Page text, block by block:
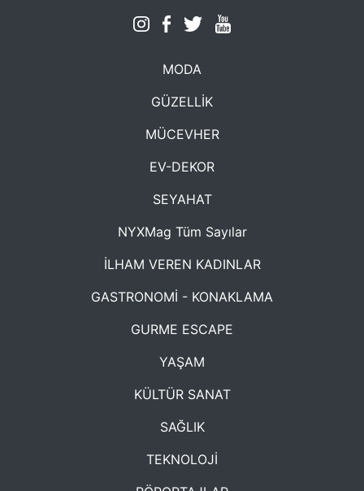
MODA
GÜZELLİK
MÜCEVHER
EV-DEKOR
SEYAHAT
NYXMag Tüm Sayılar
İLHAM VEREN KADINLAR
GASTRONOMİ - KONAKLAMA
GURME ESCAPE
YAŞAM
KÜLTÜR SANAT
SAĞLIK
TEKNOLOJİ